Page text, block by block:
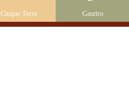
Cinque Terre Gasztro